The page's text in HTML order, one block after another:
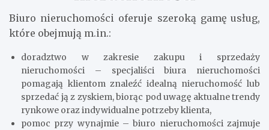
Biuro nieruchomości oferuje szeroką gamę usług,
które obejmują m.in.:
doradztwo w zakresie zakupu i sprzedaży
nieruchomości – specjaliści biura nieruchomości
pomagają klientom znaleźć idealną nieruchomość lub
sprzedać ją z zyskiem, biorąc pod uwagę aktualne trendy
rynkowe oraz indywidualne potrzeby klienta,
pomoc przy wynajmie – biuro nieruchomości zajmuje